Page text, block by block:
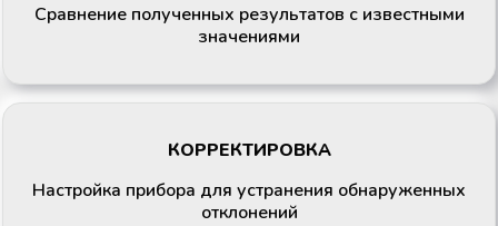
Сравнение полученных результатов с известными
значениями
КОРРЕКТИРОВКА
Настройка прибора для устранения обнаруженных
отклонений